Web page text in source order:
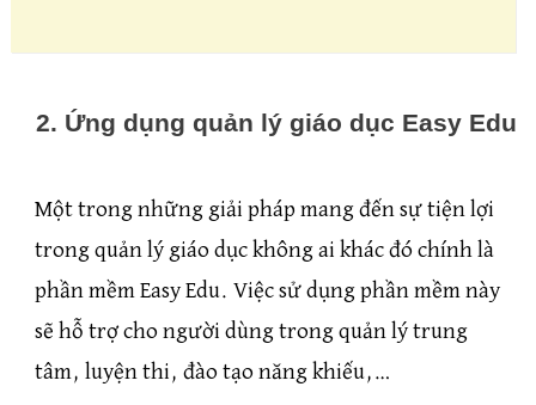
2. Ứng dụng quản lý giáo dục Easy Edu
Một trong những giải pháp mang đến sự tiện lợi
trong quản lý giáo dục không ai khác đó chính là
phần mềm Easy Edu. Việc sử dụng phần mềm này
sẽ hỗ trợ cho người dùng trong quản lý trung
tâm, luyện thi, đào tạo năng khiếu,…